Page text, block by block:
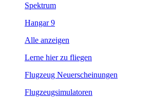
Spektrum
Hangar 9
Alle anzeigen
Lerne hier zu fliegen
Flugzeug Neuerscheinungen
Flugzeugsimulatoren